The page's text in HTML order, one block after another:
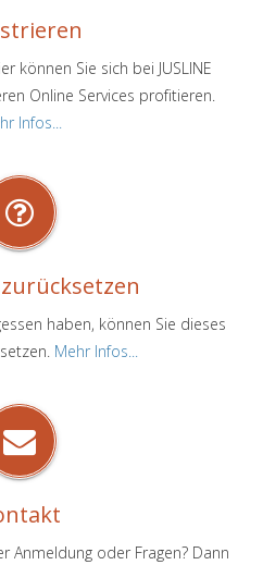
können Sie sich bei JUSLINE
Online Services profitieren.
Infos...
haben, können Sie dieses
Mehr Infos...
Anmeldung oder Fragen? Dann